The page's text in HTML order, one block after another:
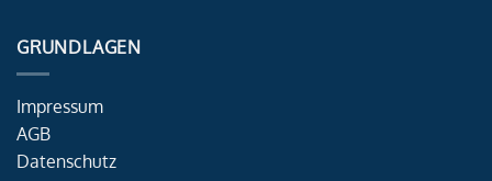
GRUNDLAGEN
Impressum
AGB
Datenschutz